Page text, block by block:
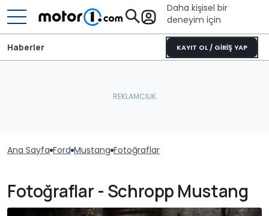
Daha kişisel bir
deneyim için
KAYIT OL / GİRİŞ YAP
Haberler
Ana Sayfa Ford Mustang Fotoğraflar
Fotoğraflar - Schropp Mustang